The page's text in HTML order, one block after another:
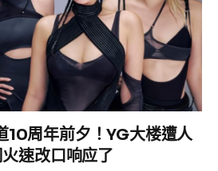
周年前夕！YG大楼遭人
速改口响应了